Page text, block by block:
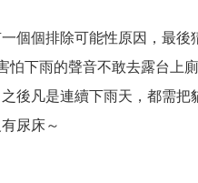
個個排除可能性原因，最後
下雨的聲音不敢去露台上
後凡是連續下雨天，都需把
尿床～